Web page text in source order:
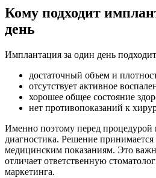
Кому подходит
день
Имплантация за один день
достаточный объем и
отсутствует активное
хорошее общее состояние
нет противопоказаний к
Именно поэтому перед процедурой
диагностика. Решение
медицинским показаниям. Это
отличает ответственную
маркетинга.